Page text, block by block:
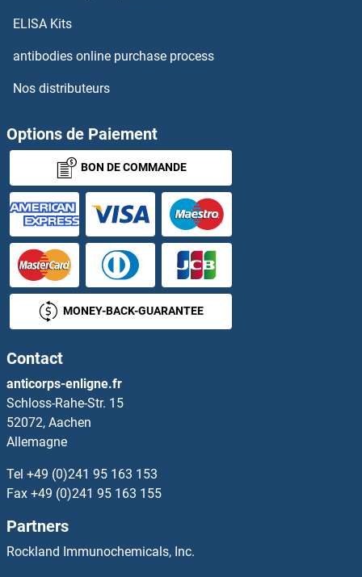
HRH3 Anticorps
HRH4 Anticorps
HRK Anticorps
HRNR Anticorps
HRPT2 Anticorps
HRS Anticorps
HS1BP3 Anticorps
HS2ST1 Anticorps
HS3ST1 Anticorps
HS3ST2 Anticorps
HS3ST3A1 Anticorps
HS3ST4 Anticorps
HS3ST5 Anticorps
ELISA Kits
antibodies online purchase process
Nos distributeurs
Options de Paiement
BON DE COMMANDE
MONEY-BACK-GUARANTEE
Contact
anticorps-enligne.fr
Schloss-Rahe-Str. 15
52072, Aachen
Allemagne
Tel +49 (0)241 95 163 153
Fax +49 (0)241 95 163 155
Partners
Rockland Immunochemicals, Inc.